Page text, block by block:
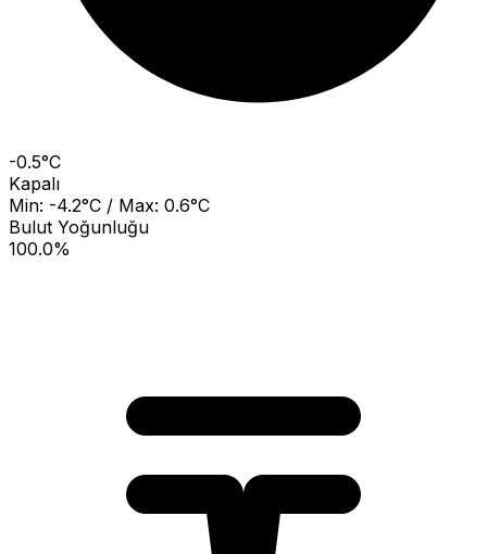
-0.5°C
Kapalı
Min: -4.2°C / Max: 0.6°C
Bulut Yoğunluğu
100.0%